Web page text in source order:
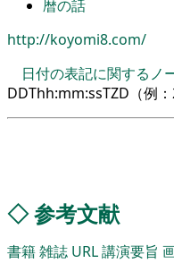
暦の話
http://koyomi8.com/
日付の表記に関するノ
DDThh:mm:ssTZD（例：
◇参考文献
書籍雑誌 URL講演要旨